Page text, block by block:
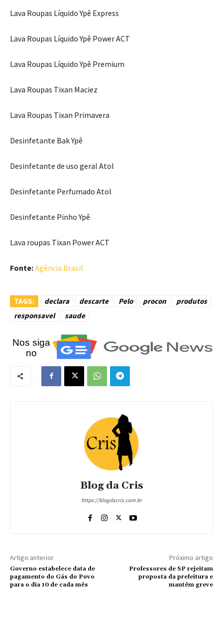
Lava Roupas Líquido Ypê Express
Lava Roupas Líquido Ypê Power ACT
Lava Roupas Líquido Ypê Premium
Lava Roupas Tixan Maciez
Lava Roupas Tixan Primavera
Desinfetante Bak Ypê
Desinfetante de uso geral Atol
Desinfetante Perfumado Atol
Desinfetante Pinho Ypê
Lava roupas Tixan Power ACT
Fonte:Agência Brasil
TAGS: declara descarte Pelo procon
produtos
responsavel
saude
Nos siga
no
Blog da Cris
https://blogdacris.com.br
Artigo anterior
Governo estabelece data de
pagamento do Gás do Povo
para o dia 10 de cada mês
Próximo artigo
Professores de SP rejeitam
proposta da prefeitura e
mantêm greve